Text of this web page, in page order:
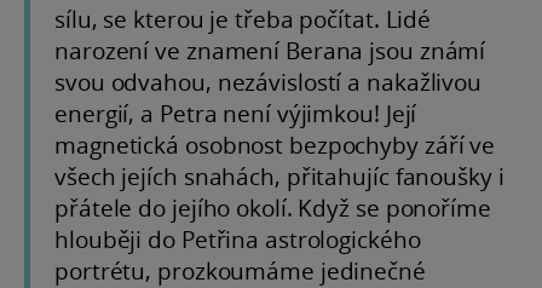
sílu, se kterou je třeba počítat. Lidé
narození ve znamení Berana jsou známí
svou odvahou, nezávislostí a nakažlivou
energií, a Petra není výjimkou! Její
magnetická osobnost bezpochyby září ve
všech jejích snahách, přitahujíc fanoušky i
přátele do jejího okolí. Když se ponoříme
hlouběji do Petřina astrologického
portrétu, prozkoumáme jedinečné